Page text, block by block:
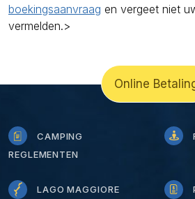
boekingsaanvraag en vergeet niet
vermelden.>
CAMPING
REGLEMENTEN
LAGO MAGGIORE
Online